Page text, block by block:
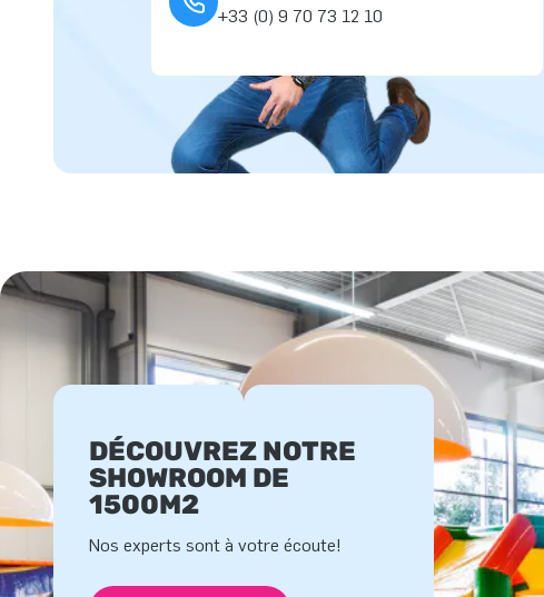
+33 (0) 9 70 73 12 10
DÉCOUVREZ NOTRE
SHOWROOM DE
1500M2
Nos experts sont à votre écoute!